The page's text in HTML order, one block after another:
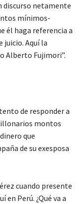
discurso netamente
mínimos-
él haga referencia a
juicio. Aquí la
Alberto Fujimori”.
de responder a
montos
que
de su exesposa
cuando presente
en Perú. ¿Qué va a